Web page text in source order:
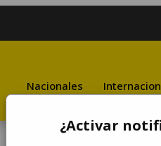
Nacionales
¿Activar